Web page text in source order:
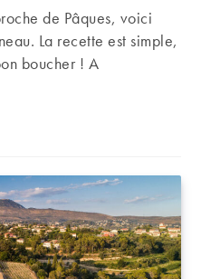
de Pâques, voici
La recette est simple,
boucher ! A
ménage…
d’agneau à l’ail confit